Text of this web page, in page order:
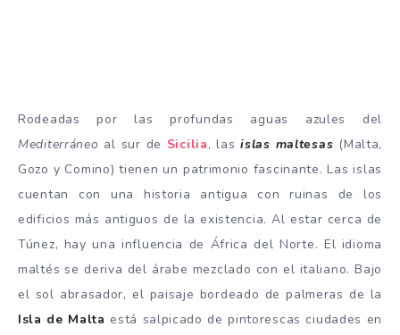
Rodeadas por las profundas aguas azules del
Mediterráneo al sur de Sicilia, lasislas maltesas (Malta,
Gozo y Comino) tienen un patrimonio fascinante. Las islas
cuentan con una historia antigua con ruinas de los
edificios más antiguos de la existencia. Al estar cerca de
Túnez, hay una influencia de África del Norte. El idioma
maltés se deriva del árabe mezclado con el italiano. Bajo
el sol abrasador, el paisaje bordeado de palmeras de la
Isla de Malta está salpicado de pintorescas ciudades en